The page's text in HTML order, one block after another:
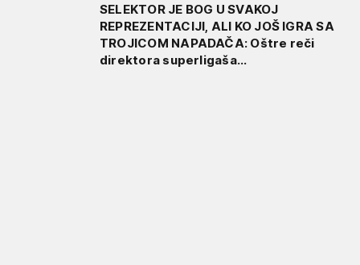
SELEKTOR JE BOG U SVAKOJ
REPREZENTACIJI, ALI KO JOŠ IGRA SA
TROJICOM NAPADAČA: Oštre reči
direktora superligaša...